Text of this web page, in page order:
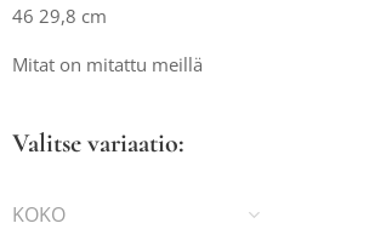
46 29,8 cm
Mitat on mitattu meillä
Valitse variaatio:
KOKO